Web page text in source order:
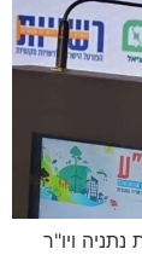
ויו"ר